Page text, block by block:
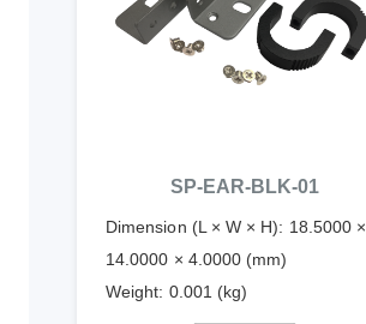
SP-EAR-BLK-01
Dimension (L × W × H): 18.5000 ×
14.0000 × 4.0000 (mm)
Weight: 0.001 (kg)